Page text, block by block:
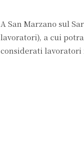
A San Marzano sul
lavoratori), a cui
considerati